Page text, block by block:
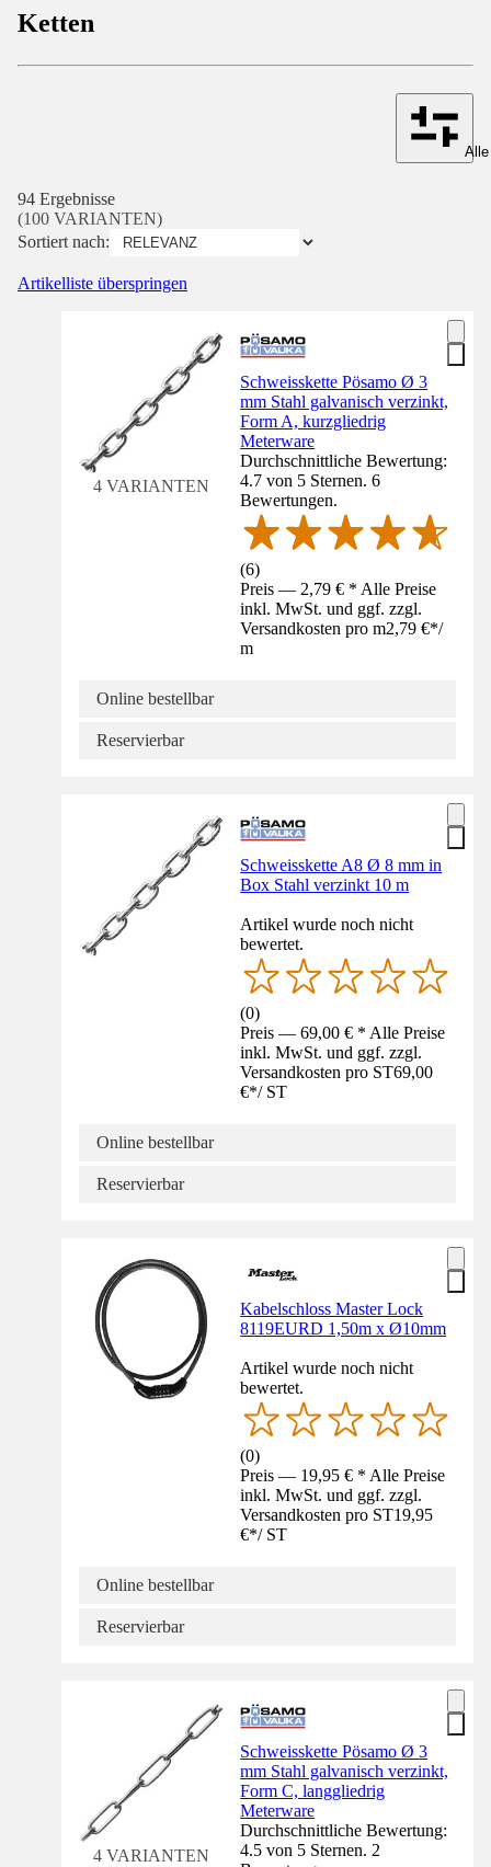
Ketten
94 Ergebnisse
(100 VARIANTEN)
Sortiert nach:
Artikelliste überspringen
4 VARIANTEN
Schweisskette Pösamo Ø 3
mm Stahl galvanisch verzinkt,
Form A, kurzgliedrig
Meterware
Durchschnittliche Bewertung:
4.7 von 5 Sternen. 6
Bewertungen.
(6)
Preis — 2,79 € * Alle Preise
inkl. MwSt. und ggf. zzgl.
Versandkosten pro m2,79 €*/
m
Online bestellbar
Reservierbar
Schweisskette A8 Ø 8 mm in
Box Stahl verzinkt 10 m
Artikel wurde noch nicht
bewertet.
(0)
Preis — 69,00 € * Alle Preise
inkl. MwSt. und ggf. zzgl.
Versandkosten pro ST69,00
€*/ ST
Online bestellbar
Reservierbar
Kabelschloss Master Lock
8119EURD 1,50m x Ø10mm
Artikel wurde noch nicht
bewertet.
(0)
Preis — 19,95 € * Alle Preise
inkl. MwSt. und ggf. zzgl.
Versandkosten pro ST19,95
€*/ ST
Online bestellbar
Reservierbar
4 VARIANTEN
Schweisskette Pösamo Ø 3
mm Stahl galvanisch verzinkt,
Form C, langgliedrig
Meterware
Durchschnittliche Bewertung:
4.5 von 5 Sternen. 2